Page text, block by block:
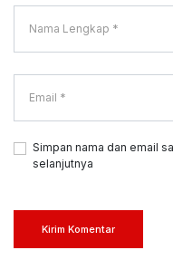
Simpan nama dan email
selanjutnya
Kirim Komentar